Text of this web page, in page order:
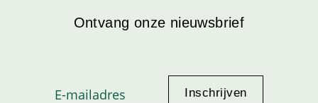
Ontvang onze nieuwsbrief